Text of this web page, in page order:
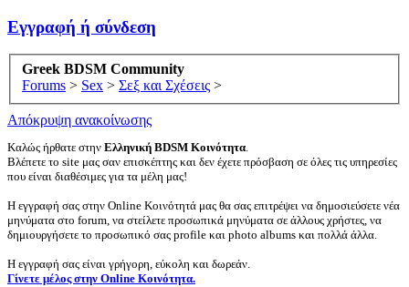
Εγγραφή ή σύνδεση
Greek BDSM Community
Forums > Sex > Σεξ και Σχέσεις >
Απόκρυψη ανακοίνωσης
Καλώς ήρθατε στην Ελληνική BDSM Κοινότητα.
Βλέπετε το site μας σαν επισκέπτης και δεν έχετε πρόσβαση σε όλες τις υπηρεσίες
που είναι διαθέσιμες για τα μέλη μας!
Η εγγραφή σας στην Online Κοινότητά μας θα σας επιτρέψει να δημοσιεύσετε νέα
μηνύματα στο forum, να στείλετε προσωπικά μηνύματα σε άλλους χρήστες, να
δημιουργήσετε το προσωπικό σας profile και photo albums και πολλά άλλα.
Η εγγραφή σας είναι γρήγορη, εύκολη και δωρεάν.
Γίνετε μέλος στην Online Κοινότητα.